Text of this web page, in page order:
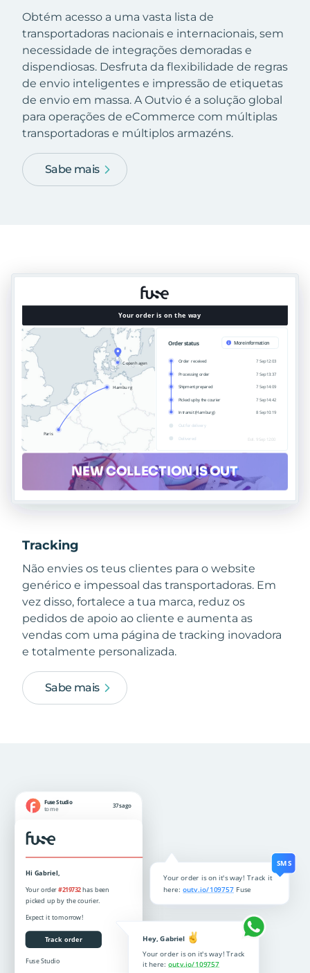
Obtém acesso a uma vasta lista de
transportadoras nacionais e internacionais, sem
necessidade de integrações demoradas e
dispendiosas. Desfruta da flexibilidade de regras
de envio inteligentes e impressão de etiquetas
de envio em massa. A Outvio é a solução global
para operações de eCommerce com múltiplas
transportadoras e múltiplos armazéns.
Sabe mais
Tracking
Não envies os teus clientes para o website
genérico e impessoal das transportadoras. Em
vez disso, fortalece a tua marca, reduz os
pedidos de apoio ao cliente e aumenta as
vendas com uma página de tracking inovadora
e totalmente personalizada.
Sabe mais